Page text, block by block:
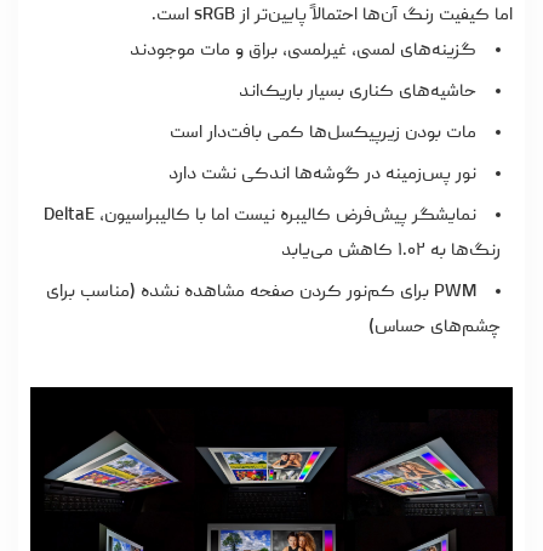
اما کیفیت رنگ آن‌ها احتمالاً پایین‌تر از sRGB است.
گزینه‌های لمسی، غیرلمسی، براق و مات موجودند
حاشیه‌های کناری بسیار باریک‌اند
مات بودن زیرپیکسل‌ها کمی بافت‌دار است
نور پس‌زمینه در گوشه‌ها اندکی نشت دارد
نمایشگر پیش‌فرض کالیبره نیست اما با کالیبراسیون، DeltaE
رنگ‌ها به ۱.۰۲ کاهش می‌یابد
PWM برای کم‌نور کردن صفحه مشاهده نشده (مناسب برای
چشم‌های حساس)